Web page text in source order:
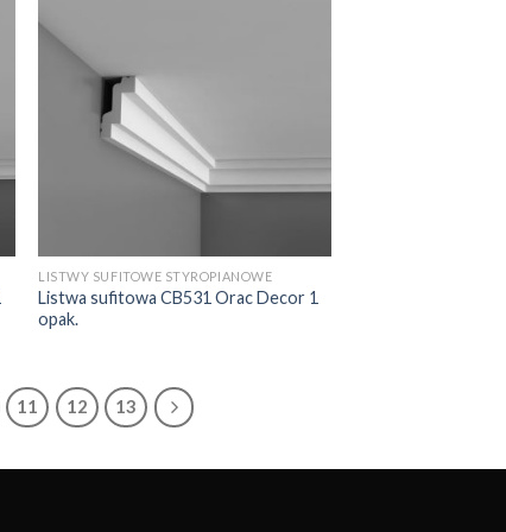
LISTWY SUFITOWE STYROPIANOWE
Listwa sufitowa CB531 Orac Decor 1
opak.
11 12 13